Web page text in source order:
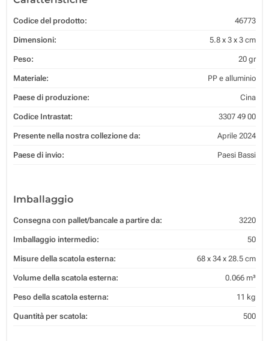
Codice del prodotto: 46773
Dimensioni: 5.8 x 3 x 3 cm
Peso: 20 gr
Materiale: PP e alluminio
Paese di produzione: Cina
Codice Intrastat: 3307 49 00
Presente nella nostra collezione da: Aprile 2024
Paese di invio: Paesi Bassi
Imballaggio
Consegna con pallet/bancale a partire da: 3220
Imballaggio intermedio: 50
Misure della scatola esterna: 68 x 34 x 28.5 cm
Volume della scatola esterna: 0.066 m³
Peso della scatola esterna: 11 kg
Quantità per scatola: 500